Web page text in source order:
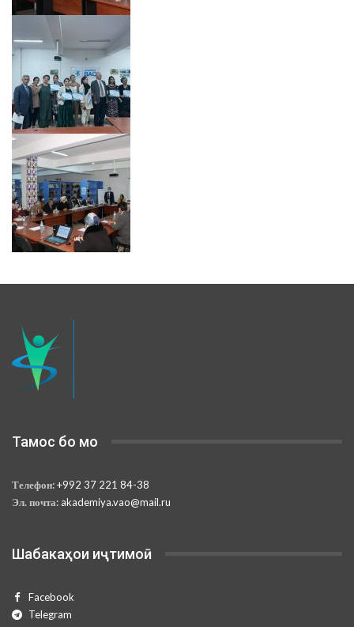
Тамос бо мо
Телефон:+992 37 221 84-38
Эл. почта: akademiya.vao@mail.ru
Шабакаҳои иҷтимоӣ
Facebook
Telegram